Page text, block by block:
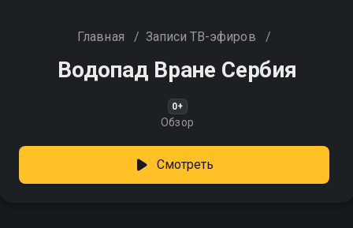
Главная / Записи ТВ-эфиров /
Водопад Вране Сербия
0+
Обзор
Смотреть